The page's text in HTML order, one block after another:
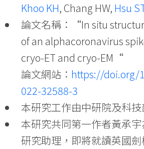
Khoo KH, Chang HW, Hsu
論文名稱：“In situ
of an alphacoronavirus
cryo-ET and cryo-EM“
論文網站： https://doi.org/
022-32588-3
本研究工作由中研院及科技
本研究共同第一作者黃承
研究助理，即將就讀英國劍